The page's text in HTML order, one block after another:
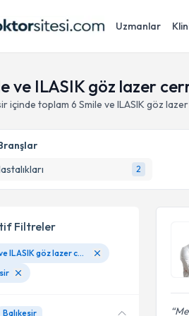
Uzmanlar
ve ILASIK göz lazer
içinde toplam 6 Smile ve ILASIK göz
2
Filtreler
Smile ve ILASIK göz lazer cerrahisi
Balıkesir